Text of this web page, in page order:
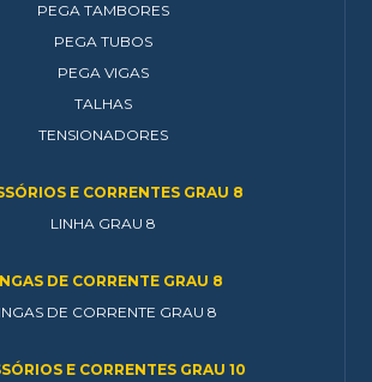
PEGA TAMBORES
PEGA TUBOS
PEGA VIGAS
TALHAS
TENSIONADORES
E CORRENTES GRAU 8
LINHA GRAU 8
DE CORRENTE GRAU 8
DE CORRENTE GRAU 8
E CORRENTES GRAU 10